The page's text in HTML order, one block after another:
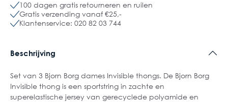
100 dagen gratis retourneren en ruilen
Gratis verzending vanaf €25,-
Klantenservice: 020 82 03 744
Beschrijving
Set van 3 Bjorn Borg dames Invisible thongs. De Bjorn Borg
Invisible thong is een sportstring in zachte en
superelastische jersey van gerecyclede polyamide en